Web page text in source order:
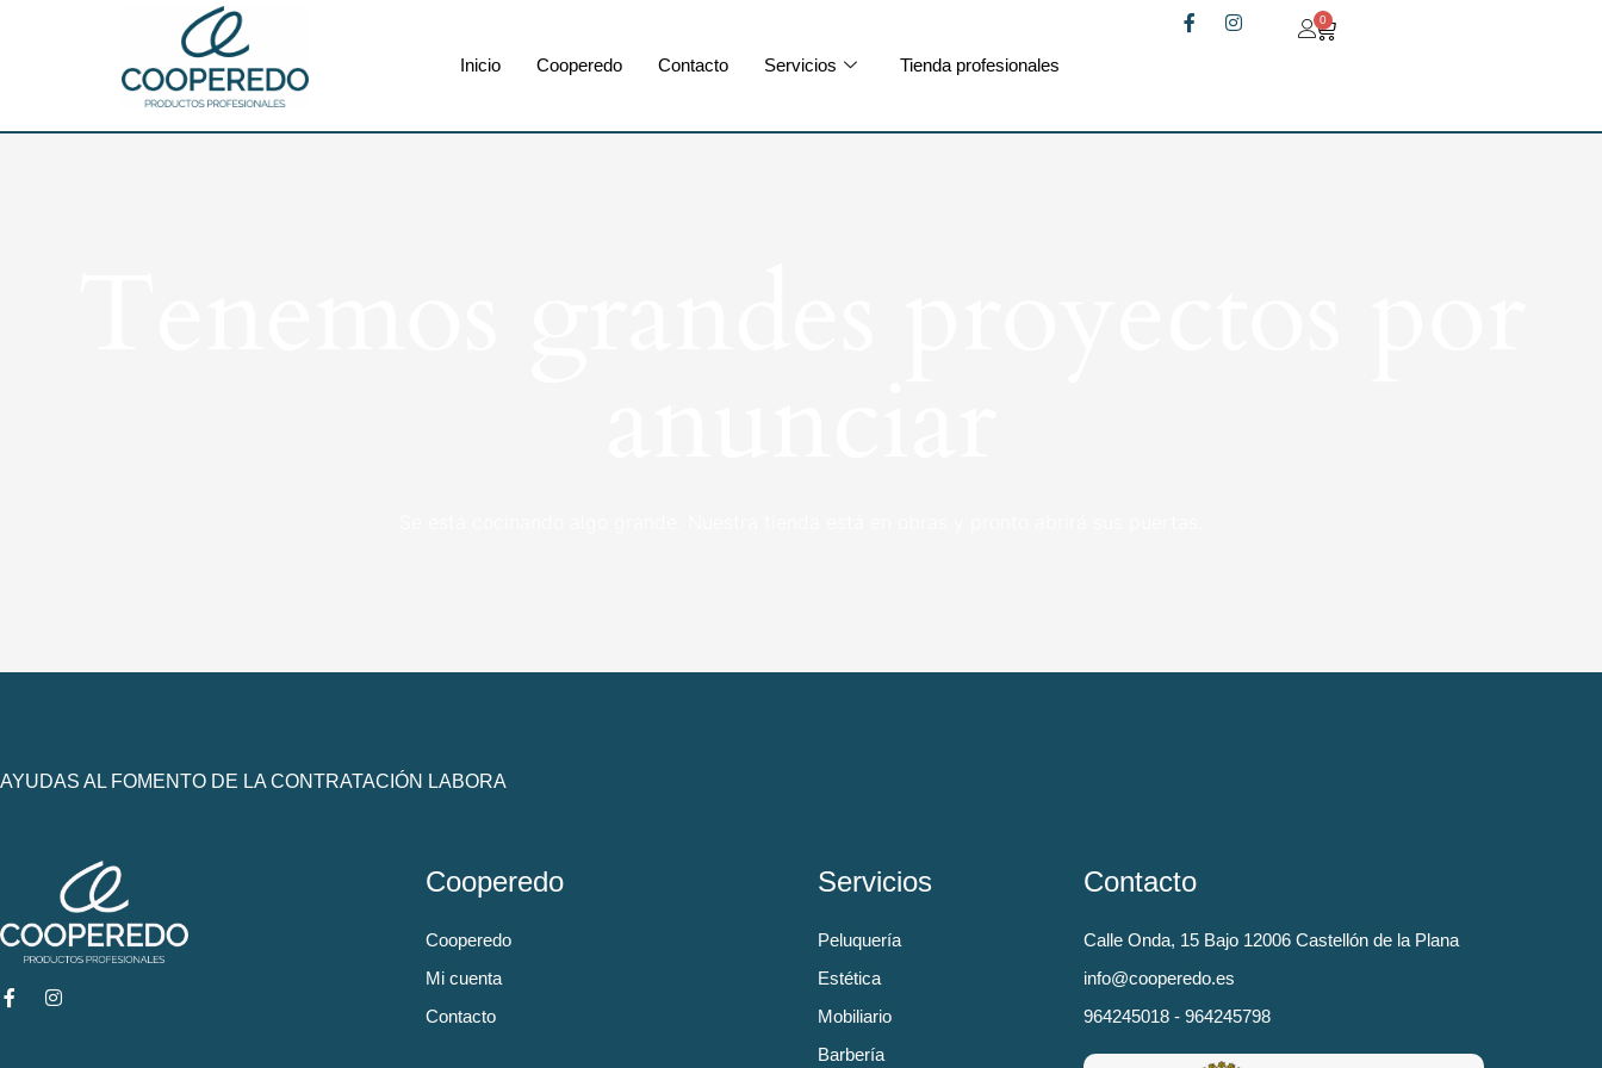
Inicio Cooperedo Contacto Servicios Tienda profesionales
0
AYUDAS AL FOMENTO DE LA CONTRATACIÓN LABORA
Cooperedo
Cooperedo
Mi cuenta
Contacto
Servicios
Peluquería
Estética
Mobiliario
Barbería
Contacto
Calle Onda, 15 Bajo 12006 Castellón de la Plana
info@cooperedo.es
964245018 - 964245798